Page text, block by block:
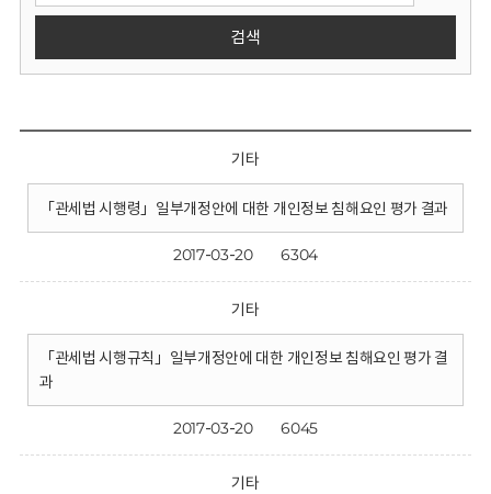
검색
기타
「관세법 시행령」일부개정안에 대한 개인정보 침해요인 평가 결과
2017-03-20 6304
기타
「관세법 시행규칙」일부개정안에 대한 개인정보 침해요인 평가 결
과
2017-03-20 6045
기타